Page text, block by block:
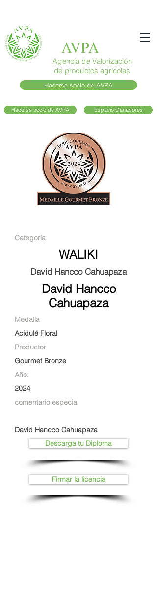
AVPA
Agencia de Valorización
de productos agrícolas
Hacerse socio de AVPA
Hacerse socio de AVPA Espacio Ganadores
Categoría
WALIKI
David Hancco Cahuapaza
David Hancco
Cahuapaza
Medalla
Acidulé Floral
Productor
Gourmet Bronze
Año:
2024
comentario especial
David Hancco Cahuapaza
Descarga tu Diploma
Firmar la licencia